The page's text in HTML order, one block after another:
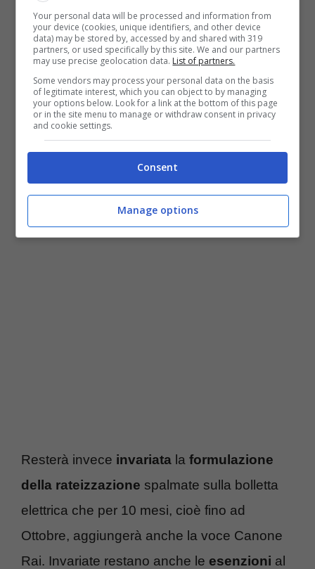
dicastero dell’economia, che in conferenza
stampa ha confermato quanto trapelato nei
giorni precedenti. Il canone quindi passa dai
90 euroattualiai 70 per il 2024. Si parla
quindi di un risparmio complessivo di 20 euro
annui a famiglia. L’obiettivo del governo è
pagamento del canone che resta ancora
molto evaso.
Resterà invece invariata la formulazione
della rateizzazione spalmate sulla bolletta
elettrica che per 10 mesi, cioè fino ad
Ottobre, aggiungerà anche la voce Canone
Rai. Invariate restano anche le esenzioni al
Your personal data will be processed and information from
your device (cookies, unique identifiers, and other device
data) may be stored by, accessed by and shared with 319
partners, or used specifically by this site. We and our partners
may use precise geolocation data. List of partners.
Some vendors may process your personal data on the basis
of legitimate interest, which you can object to by managing
your options below. Look for a link at the bottom of this page
or in the site menu to manage or withdraw consent in privacy
and cookie settings.
Consent
Manage options